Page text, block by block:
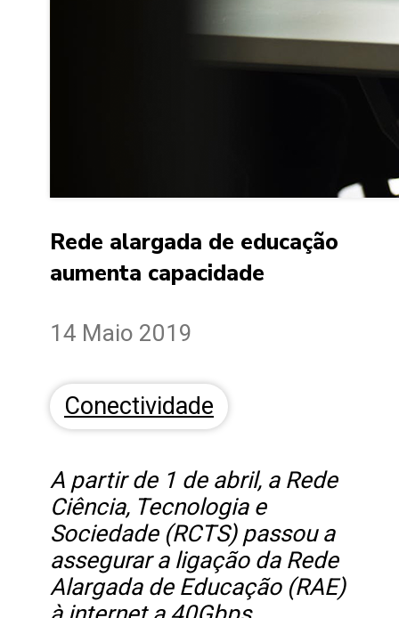
Rede alargada de educação
aumenta capacidade
14 Maio 2019
Conectividade
A partir de 1 de abril, a Rede
Ciência, Tecnologia e
Sociedade (RCTS) passou a
assegurar a ligação da Rede
Alargada de Educação (RAE)